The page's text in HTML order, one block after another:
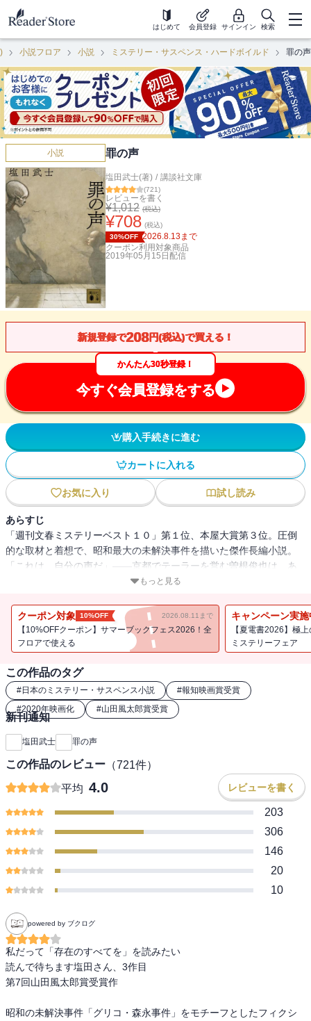
はじめて 会員登録 サインイン 検索
小説フロア 小説 ミステリー・サスペンス・ハードボイルド 罪の声
小説 罪の声
塩田武士(著) / 講談社文庫
(721)
レビューを書く
¥1,012 (税込)
¥708 (税込)
30%OFF 2026.8.13まで
クーポン利用対象商品
2019年05月15日 配信
新規登録で208円(税込)で買える！
かんたん30秒登録！
今すぐ会員登録をする
購入手続きに進む
カートに入れる
お気に入り 試し読み
あらすじ
「週刊文春ミステリーベスト１０」第１位、本屋大賞第３位。圧倒
的な取材と着想で、昭和最大の未解決事件を描いた傑作長編小説。
「これは、自分の声だ」――京都でテーラーを営む曽根俊也は、あ
る日父の遺品からカセットテープとノートを見つける。テープを再
発生して未解決のままの「ギン萬事件」で恐喝に使われた録音テー
プの音声とまったく同じものだった――。
もっと見る
クーポン対象 10%OFF 2026.08.11まで
【10%OFFクーポン】サマーブックフェス2026！全
フロアで使える
キャンペーン実施
【夏電書2026】極
ミステリーフェア
この作品のタグ
#日本のミステリー・サスペンス小説 #報知映画賞受賞
#2020年映画化 #山田風太郎賞受賞
新刊通知
塩田武士 罪の声
この作品のレビュー （721件）
平均 4.0 レビューを書く
203
306
146
20
10
powered by ブクログ
私だって「存在のすべてを」を読みたい
読んで待ちます塩田さん、3作目
第7回山田風太郎賞受賞作
昭和の未解決事件「グリコ・森永事件」をモチーフとしたフィクシ